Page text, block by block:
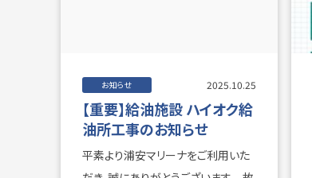
お知らせ 2025.10.25
【重要】給油施設 ハイオク給
油所工事のお知らせ
平素より浦安マリーナをご利用いた